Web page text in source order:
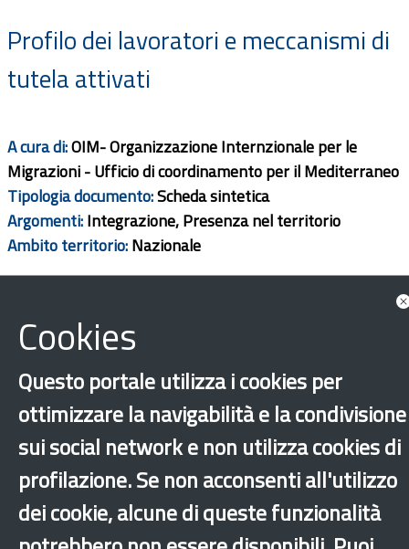
Profilo dei lavoratori e meccanismi di
tutela attivati
A cura di:OIM- Organizzazione Internzionale per le
Migrazioni - Ufficio di coordinamento per il Mediterraneo
Tipologia documento:Scheda sintetica
Argomenti:Integrazione, Presenza nel territorio
Ambito territorio:Nazionale
Caporalato Integrazione
Lavoro
Rapporti di ricerca
Cookies
Questo portale utilizza i cookies per
ottimizzare la navigabilità e la condivisione
sui social network e non utilizza cookies di
profilazione. Se non acconsenti all'utilizzo
dei cookie, alcune di queste funzionalità